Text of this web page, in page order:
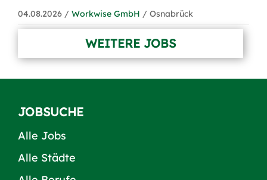
04.08.2026 / Workwise GmbH / Osnabrück
WEITERE JOBS
JOBSUCHE
Alle Jobs
Alle Städte